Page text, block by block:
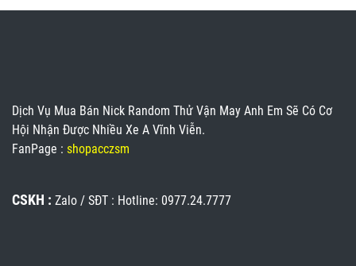
Dịch Vụ Mua Bán Nick Random Thử Vận May Anh Em Sẽ Có Cơ
Hội Nhận Được Nhiều Xe A Vĩnh Viễn.
FanPage : shopacczsm
CSKH : Zalo / SĐT : Hotline: 0977.24.7777